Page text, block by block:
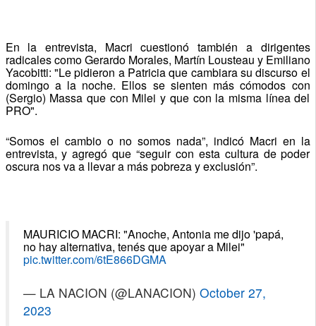
En la entrevista, Macri cuestionó también a dirigentes
radicales como Gerardo Morales, Martín Lousteau y Emiliano
Yacobitti: "Le pidieron a Patricia que cambiara su discurso el
domingo a la noche. Ellos se sienten más cómodos con
(Sergio) Massa que con Milei y que con la misma línea del
PRO".
“Somos el cambio o no somos nada”, indicó Macri en la
entrevista, y agregó que “seguir con esta cultura de poder
oscura nos va a llevar a más pobreza y exclusión”.
MAURICIO MACRI: "Anoche, Antonia me dijo 'papá,
no hay alternativa, tenés que apoyar a Milei"
pic.twitter.com/6tE866DGMA
— LA NACION (@LANACION) October 27,
2023